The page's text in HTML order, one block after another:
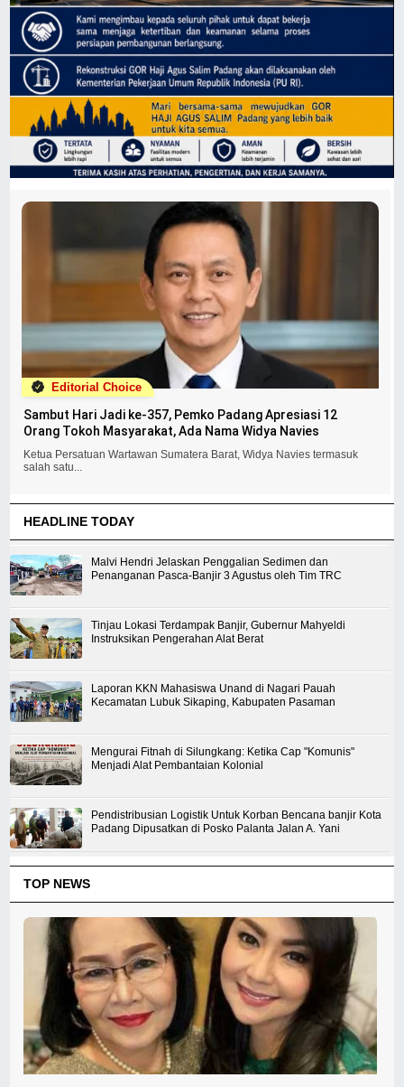
Editorial Choice
Sambut Hari Jadi ke-357, Pemko Padang Apresiasi 12
Orang Tokoh Masyarakat, Ada Nama Widya Navies
Ketua Persatuan Wartawan Sumatera Barat, Widya Navies termasuk
salah satu...
HEADLINE TODAY
Malvi Hendri Jelaskan Penggalian Sedimen dan
Penanganan Pasca-Banjir 3 Agustus oleh Tim TRC
Tinjau Lokasi Terdampak Banjir, Gubernur Mahyeldi
Instruksikan Pengerahan Alat Berat
Laporan KKN Mahasiswa Unand di Nagari Pauah
Kecamatan Lubuk Sikaping, Kabupaten Pasaman
Mengurai Fitnah di Silungkang: Ketika Cap "Komunis"
Menjadi Alat Pembantaian Kolonial
Pendistribusian Logistik Untuk Korban Bencana banjir Kota
Padang Dipusatkan di Posko Palanta Jalan A. Yani
TOP NEWS